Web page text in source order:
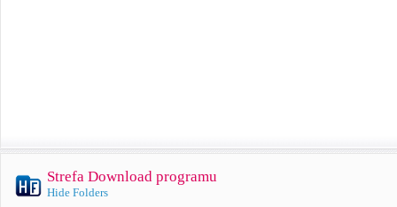
Strefa Download programu
Hide Folders